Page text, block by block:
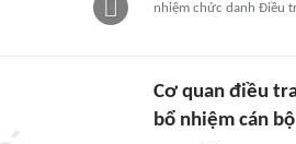
nhiệm chức danh Điều
Cơ quan điều
bổ nhiệm cán bộ